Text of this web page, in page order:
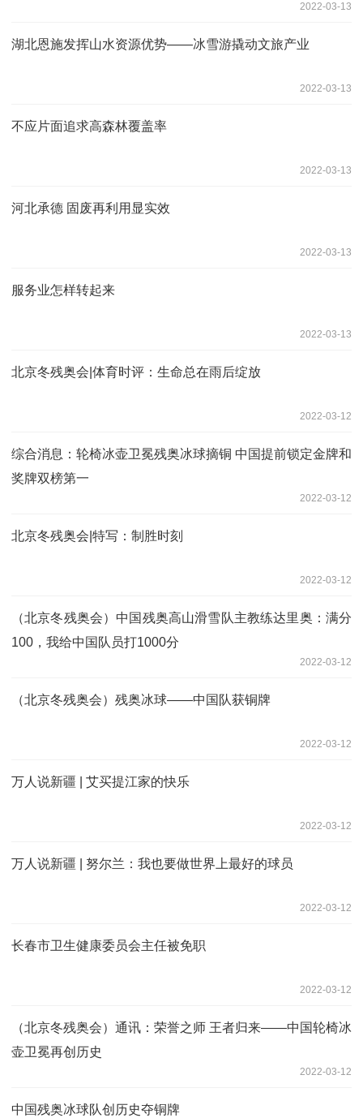
2022-03-13
湖北恩施发挥山水资源优势——冰雪游撬动文旅产业
2022-03-13
不应片面追求高森林覆盖率
2022-03-13
河北承德 固废再利用显实效
2022-03-13
服务业怎样转起来
2022-03-13
北京冬残奥会|体育时评：生命总在雨后绽放
2022-03-12
综合消息：轮椅冰壶卫冕残奥冰球摘铜 中国提前锁定金牌和
奖牌双榜第一
2022-03-12
北京冬残奥会|特写：制胜时刻
2022-03-12
（北京冬残奥会）中国残奥高山滑雪队主教练达里奥：满分
100，我给中国队员打1000分
2022-03-12
（北京冬残奥会）残奥冰球——中国队获铜牌
2022-03-12
万人说新疆 | 艾买提江家的快乐
2022-03-12
万人说新疆 | 努尔兰：我也要做世界上最好的球员
2022-03-12
长春市卫生健康委员会主任被免职
2022-03-12
（北京冬残奥会）通讯：荣誉之师 王者归来——中国轮椅冰
壶卫冕再创历史
2022-03-12
中国残奥冰球队创历史夺铜牌